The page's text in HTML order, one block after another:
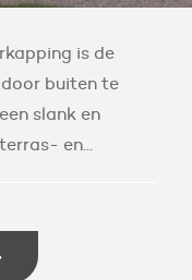
is de
buiten te
slank en
en...